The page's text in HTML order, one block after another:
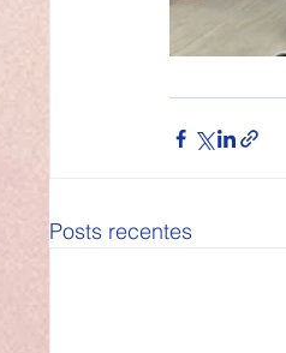
Posts recentes